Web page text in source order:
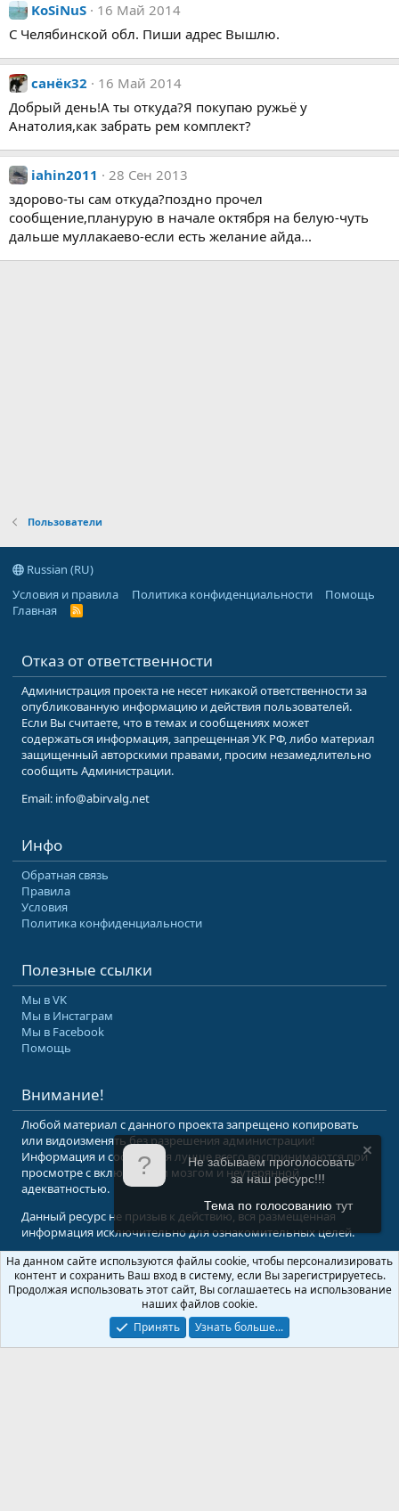
KoSiNuS
16 Май 2014
С Челябинской обл. Пиши адрес Вышлю.
санёк32
16 Май 2014
Добрый день!А ты откуда?Я покупаю ружьё у
Анатолия,как забрать рем комплект?
iahin2011
28 Сен 2013
здорово-ты сам откуда?поздно прочел
сообщение,планурую в начале октября на белую-чуть
дальше муллакаево-если есть желание айда...
Пользователи
Russian (RU)
Условия и правила
Политика конфиденциальности
Помощь
Главная
R
Отказ от ответственности
Администрация проекта не несет никакой ответственности за
опубликованную информацию и действия пользователей.
Если Вы считаете, что в темах и сообщениях может
содержаться информация, запрещенная УК РФ, либо материал
защищенный авторскими правами, просим незамедлительно
сообщить Администрации.
Email: info@abirvalg.net
Инфо
Обратная связь
Правила
Условия
Политика конфиденциальности
Полезные ссылки
Мы в VK
Мы в Инстаграм
Мы в Facebook
Помощь
Внимание!
Любой материал с данного проекта запрещено копировать
или видоизменять без разрешения администрации!
Информация и сообщения лучше всего воспринимаются при
просмотре с включенным мозгом и неутерянной
адекватностью.
Данный ресурс не призыв к действию, вся размещенная
информация исключительно для ознакомительных целей.
© 2008-2026 Форум Абырвалг.нет - подводная охота, дайвинг, туризм
Перевод: XenForo.Info
Не забываем проголосовать
за наш ресурс!!!
Тема по голосованию тут
На данном сайте используются файлы cookie, чтобы персонализировать
контент и сохранить Ваш вход в систему, если Вы зарегистрируетесь.
Продолжая использовать этот сайт, Вы соглашаетесь на использование
наших файлов cookie.
Принять
Узнать больше...